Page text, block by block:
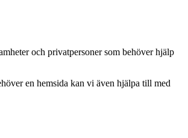
och privatpersoner som behöver hjälp
en hemsida kan vi även hjälpa till med